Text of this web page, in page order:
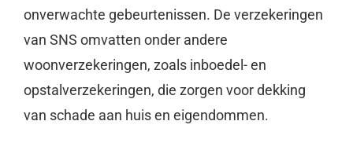
onverwachte gebeurtenissen. De verzekeringen
van SNS omvatten onder andere
woonverzekeringen, zoals inboedel- en
opstalverzekeringen, die zorgen voor dekking
van schade aan huis en eigendommen.